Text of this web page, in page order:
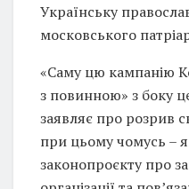
Українську
московського
«Саму цю кампанію
з повинною» з боку
заявляє про розрив
при цьому чомусь –
законопроєкту про